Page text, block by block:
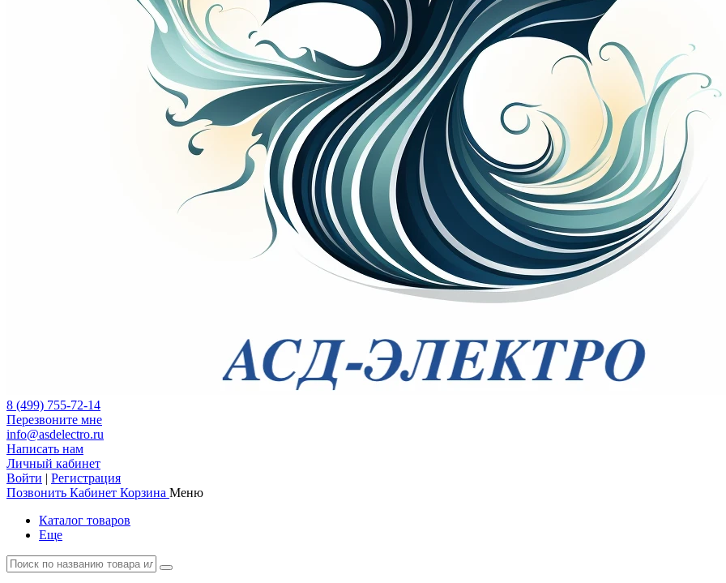
8 (499) 755-72-14
Перезвоните мне
info@asdelectro.ru
Написать нам
Личный кабинет
Войти | Регистрация
Позвонить Кабинет Корзина Меню
Каталог товаров
Еще